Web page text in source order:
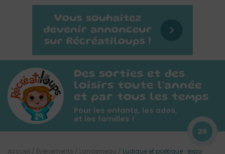
Des sorties et des
loisirs toute l'année
et par tous les temps
Pour les enfants, les ados,
et les familles !
29
Accueil / Évènements / Landerneau / Ludique et poétique : expo